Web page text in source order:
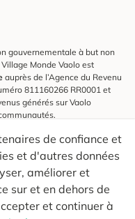
de confiance et
et d'autres données
améliorer et
sur et en dehors de
et continuer à
gouvernementale à but non
Monde Vaolo est
auprès de l’Agence du Revenu
811160266 RR0001 et
générés sur Vaolo
et recevoir des
Envoyer